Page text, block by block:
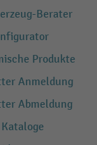
Berater
Produkte
Anmeldung
Abmeldung